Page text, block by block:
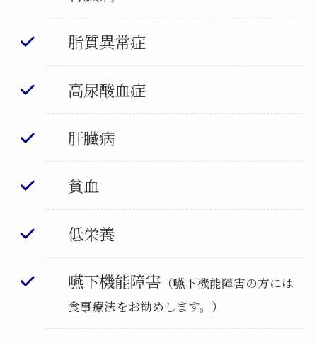
脂質異常症
高尿酸血症
肝臓病
貧血
低栄養
嚥下機能障害 （嚥下機能障害の方には
食事療法をお勧めします。）